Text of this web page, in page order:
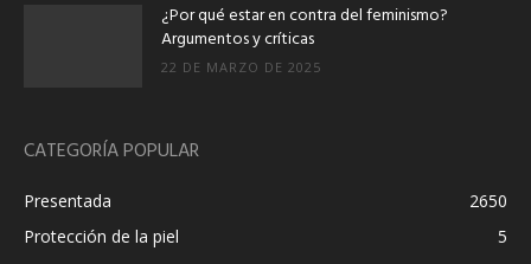
¿Por qué estar en contra del feminismo?
Argumentos y críticas
22 DE MARZO DE 2025
CATEGORÍA POPULAR
Presentada
2650
Protección de la piel
5